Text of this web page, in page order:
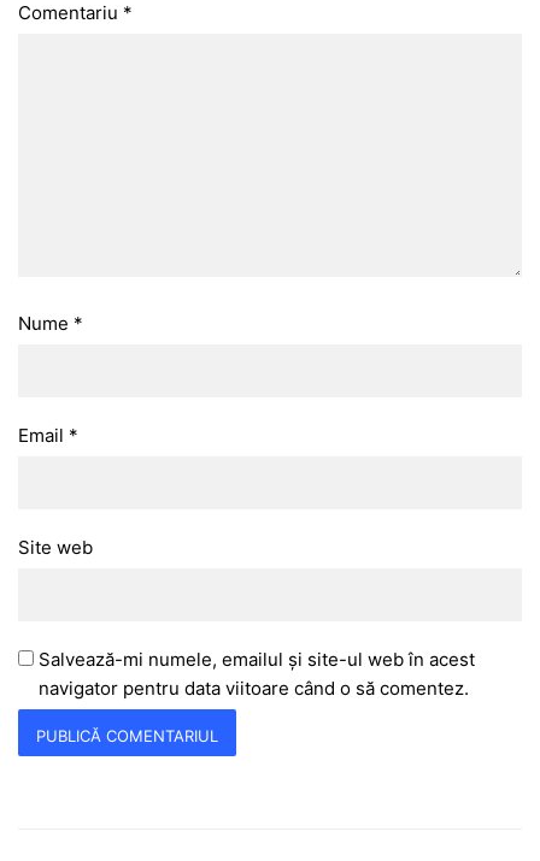
Comentariu *
Nume *
Email *
Site web
Salvează-mi numele, emailul și site-ul web în acest
navigator pentru data viitoare când o să comentez.